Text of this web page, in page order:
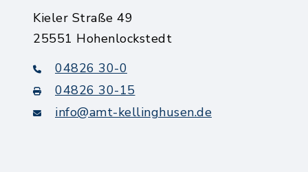
Kieler Straße 49
25551 Hohenlockstedt
04826 30-0
04826 30-15
info@amt-kellinghusen.de